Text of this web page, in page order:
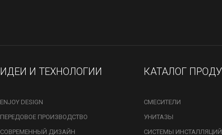
ИДЕИ И ТЕХНОЛОГИИ
ENJOY DESIGN
ПЕРЕДОВОЕ ПРОИЗВОДСТВО
СОВРЕМЕННЫЙ ДИЗАЙН
КАТАЛОГ
СМЕСИТЕЛИ
УНИТАЗЫ
СИСТЕМЫ ИНСТАЛЛЯЦИЙ